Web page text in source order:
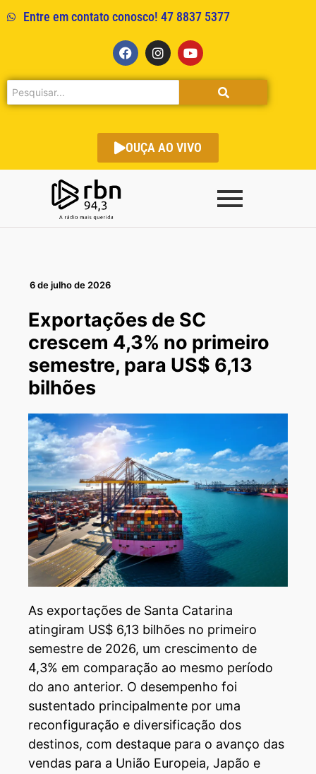
Entre em contato conosco! 47 8837 5377
OUÇA AO VIVO
6 de julho de 2026
Exportações de SC
crescem 4,3% no primeiro
semestre, para US$ 6,13
bilhões
As exportações de Santa Catarina
atingiram US$ 6,13 bilhões no primeiro
semestre de 2026, um crescimento de
4,3% em comparação ao mesmo período
do ano anterior. O desempenho foi
sustentado principalmente por uma
reconfiguração e diversificação dos
destinos, com destaque para o avanço das
vendas para a União Europeia, Japão e